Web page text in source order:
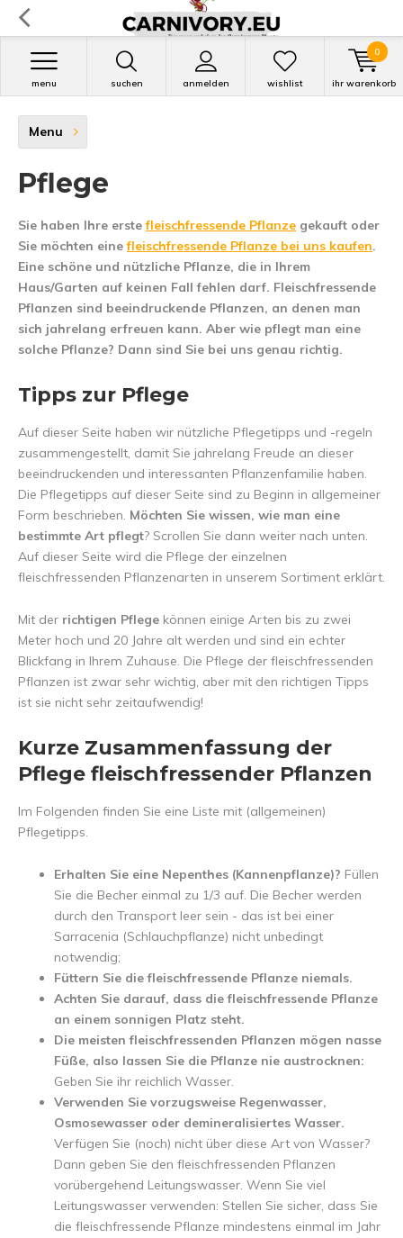
suchen anmelden
menu wishlist ihr warenkorb
0
Menu
Pflege
Sie haben Ihre erstefleischfressende Pflanze gekauft oder
Sie möchten einefleischfressende Pflanze bei uns kaufen.
Eine schöne und nützliche Pflanze, die in Ihrem
Haus/Garten auf keinen Fall fehlen darf. Fleischfressende
Pflanzen sind beeindruckende Pflanzen, an denen man
sich jahrelang erfreuen kann. Aber wie pflegt man eine
solche Pflanze? Dann sind Sie bei uns genau richtig.
Tipps zur Pflege
Auf dieser Seite haben wir nützliche Pflegetipps und -regeln
zusammengestellt, damit Sie jahrelang Freude an dieser
beeindruckenden und interessanten Pflanzenfamilie haben.
Die Pflegetipps auf dieser Seite sind zu Beginn in allgemeiner
Form beschrieben. Möchten Sie wissen, wie man eine
bestimmte Art pflegt? Scrollen Sie dann weiter nach unten.
Auf dieser Seite wird die Pflege der einzelnen
fleischfressenden Pflanzenarten in unserem Sortiment erklärt.
Mit der richtigen Pflege können einige Arten bis zu zwei
Meter hoch und 20 Jahre alt werden und sind ein echter
Blickfang in Ihrem Zuhause. Die Pflege der fleischfressenden
Pflanzen ist zwar sehr wichtig, aber mit den richtigen Tipps
ist sie nicht sehr zeitaufwendig!
Kurze Zusammenfassung der
Pflege fleischfressender Pflanzen
Im Folgenden finden Sie eine Liste mit (allgemeinen)
Pflegetipps.
Erhalten Sie eine Nepenthes (Kannenpflanze)? Füllen
Sie die Becher einmal zu 1/3 auf. Die Becher werden
durch den Transport leer sein - das ist bei einer
Sarracenia (Schlauchpflanze) nicht unbedingt
notwendig;
Füttern Sie die fleischfressende Pflanze niemals.
Achten Sie darauf, dass die fleischfressende Pflanze
an einem sonnigen Platz steht.
Die meisten fleischfressenden Pflanzen mögen nasse
Füße, also lassen Sie die Pflanze nie austrocknen:
Geben Sie ihr reichlich Wasser.
Verwenden Sie vorzugsweise Regenwasser,
Osmosewasser oder demineralisiertes Wasser.
Verfügen Sie (noch) nicht über diese Art von Wasser?
Dann geben Sie den fleischfressenden Pflanzen
vorübergehend Leitungswasser. Wenn Sie viel
Leitungswasser verwenden: Stellen Sie sicher, dass Sie
die fleischfressende Pflanze mindestens einmal im Jahr